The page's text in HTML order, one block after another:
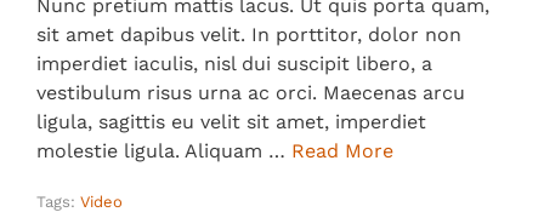
Nunc pretium mattis lacus. Ut quis porta quam,
sit amet dapibus velit. In porttitor, dolor non
imperdiet iaculis, nisl dui suscipit libero, a
vestibulum risus urna ac orci. Maecenas arcu
ligula, sagittis eu velit sit amet, imperdiet
molestie ligula. Aliquam … Read More
Tags: Video